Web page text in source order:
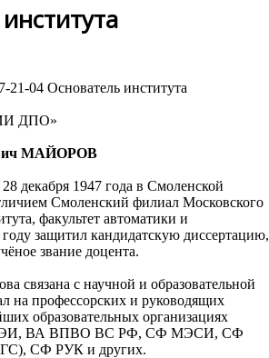
ДПО»
МАЙОРОВ
декабря 1947 года в Смоленской
Смоленский филиал Московского
факультет автоматики и
защитил кандидатскую диссертацию,
звание доцента.
связана с научной и образовательной
на профессорских и руководящих
образовательных организациях
ВА ВПВО ВС РФ, СФ МЭСИ, СФ
СФ РУК и других.